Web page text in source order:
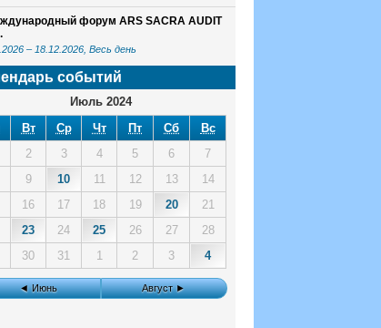
форум ARS SACRA AUDIT
– 18.12.2026 , Весь день
событий
Июль 2024
Вт Ср Чт Пт Сб
Вс
2 3 4 5 6
7
9 10 11 12 13
14
16 17 18 19 20
21
23 24 25 26 27
28
30 31 1 2 3 4
◄ Июнь Август ►